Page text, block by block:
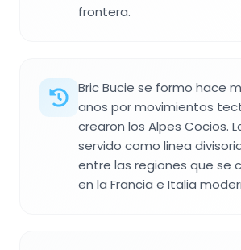
frontera.
Bric Bucie se formo hace
anos por movimientos
crearon los Alpes Cocios.
servido como linea
entre las regiones que se
en la Francia e Italia